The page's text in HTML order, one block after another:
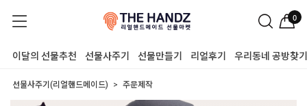
0
이달의 선물추천 선물사주기 선물만들기 리얼후기 우리동네 공방찾기
선물사주기(리얼핸드메이드) 주문제작